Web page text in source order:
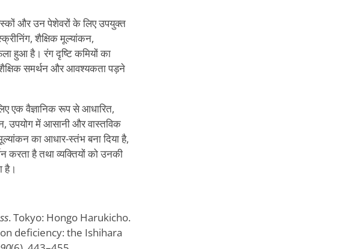
और उन पेशेवरों के लिए उपयुक्त
शैक्षिक मूल्यांकन,
हुआ है। रंग दृष्टि कमियों का
शैक्षिक समर्थन और आवश्यकता पड़ने
एक वैज्ञानिक रूप से आधारित,
उपयोग में आसानी और वास्तविक
का आधार-स्तंभ बना दिया है,
है तथा व्यक्तियों को उनकी
है।
. Tokyo: Hongo Harukicho.
deficiency: the Ishihara